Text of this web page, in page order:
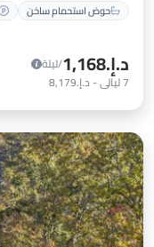
حوض استحمام ساخن
د.إ.‏1,168
/ليلة
7ليالي- د.إ.‏8,179